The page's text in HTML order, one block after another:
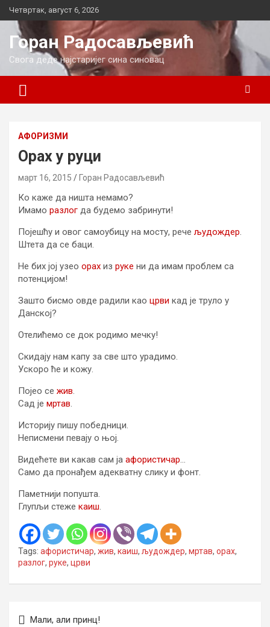
Skip
to
content
Четвртак, август 6, 2026
Горан Радосављевић
Свога деде најстаријег сина синовац
AФОРИЗМИ
Орах у руци
март 16, 2015 Горан Радосављевић
Ко каже да ништа немамо?
Имамо разлог да будемо забринути!
Појешћу и овог самоубицу на мосту, рече људождер.
Штета да се баци.
Не бих јој узео орах из руке ни да имам проблем са
потенцијом!
Зашто бисмо овде радили као црви кад је труло у
Данској?
Отелићемо се док родимо мечку!
Скидају нам капу за све што урадимо.
Ускоро ће и кожу.
Појео се жив.
Сад је мртав.
Историју пишу победници.
Неписмени певају о њој.
Видећете ви какав сам ја афористичар…
Само да пронађем адекватну слику и фонт.
Паметнији попушта.
Глупљи стеже каиш.
Tags: афористичар, жив, каиш, људождер, мртав, орах,
разлог, руке, црви
Мали, али принц!